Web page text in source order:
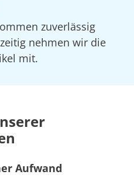
zuverlässig
nehmen wir die
mit.
Aufwand